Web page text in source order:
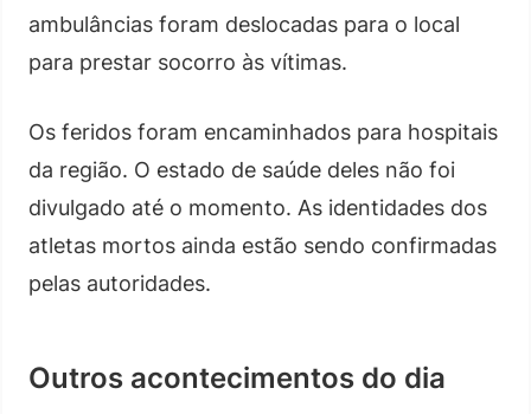
ambulâncias foram deslocadas para o local
para prestar socorro às vítimas.
Os feridos foram encaminhados para hospitais
da região. O estado de saúde deles não foi
divulgado até o momento. As identidades dos
atletas mortos ainda estão sendo confirmadas
pelas autoridades.
Outros acontecimentos do dia